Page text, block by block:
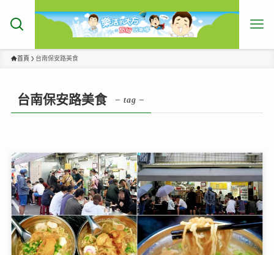
首頁 台南保安路美食
台南保安路美食 – tag –